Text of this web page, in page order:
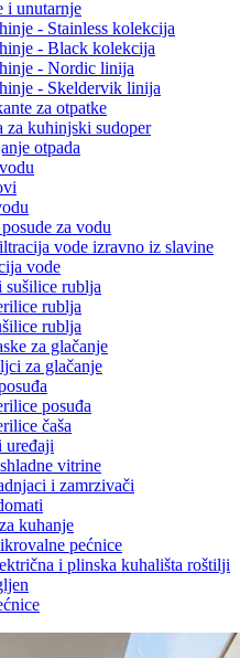
i unutarnje
- Stainless kolekcija
- Black kolekcija
- Nordic linija
- Skeldervik linija
za otpatke
za kuhinjski sudoper
otpada
za vodu
vode izravno iz slavine
vode
sušilice rublja
rublja
rublja
za glačanje
za glačanje
posuđa
čaša
uređaji
vitrine
i zamrzivači
kuhanje
pećnice
i plinska kuhališta roštilji